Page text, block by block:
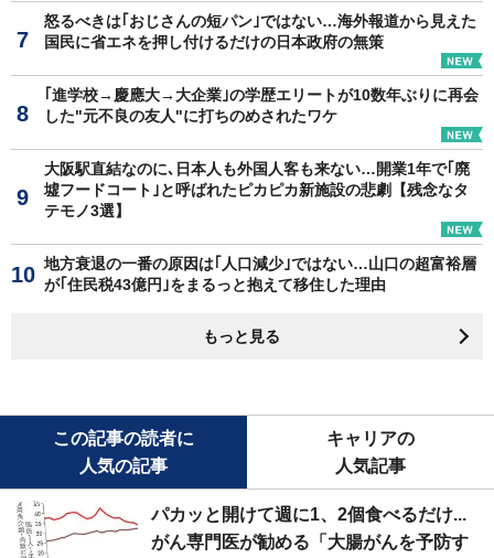
怒るべきは｢おじさんの短パン｣ではない…海外報道から見えた
国民に省エネを押し付けるだけの日本政府の無策
｢進学校→慶應大→大企業｣の学歴エリートが10数年ぶりに再会
した"元不良の友人"に打ちのめされたワケ
大阪駅直結なのに､日本人も外国人客も来ない…開業1年で｢廃
墟フードコート｣と呼ばれたピカピカ新施設の悲劇【残念なタ
テモノ3選】
地方衰退の一番の原因は｢人口減少｣ではない…山口の超富裕層
が｢住民税43億円｣をまるっと抱えて移住した理由
もっと見る
この記事の読者に
人気の記事
キャリアの
人気記事
パカッと開けて週に1、2個食べるだけ...
がん専門医が勧める「大腸がんを予防す